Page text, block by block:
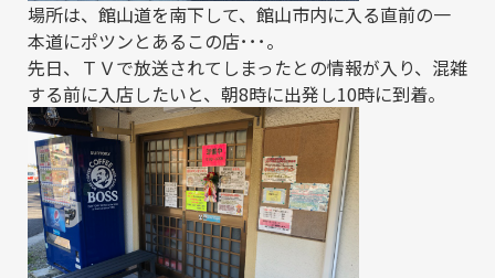
場所は、館山道を南下して、館山市内に入る直前の一
本道にポツンとあるこの店･･･。
先日、ＴＶで放送されてしまったとの情報が入り、混雑
する前に入店したいと、朝8時に出発し10時に到着。